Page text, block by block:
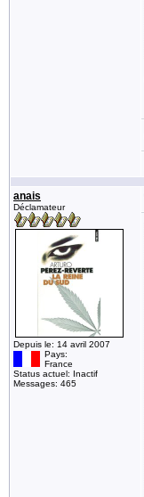
anais
Déclamateur
Depuis le: 14 avril 2007
Pays:
France
Status actuel: Inactif
Messages: 465